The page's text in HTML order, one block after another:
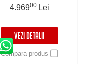
4.96900 Lei
VEZI DETALII
Compara produs